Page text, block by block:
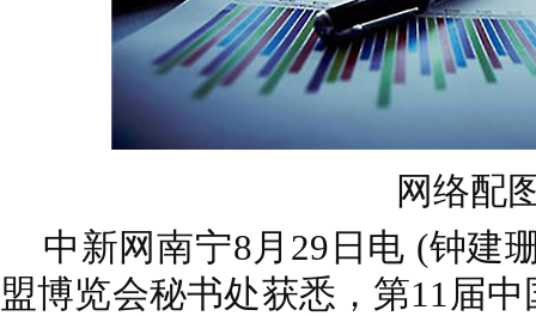
网络配
中新网南宁8月29日电 (钟建
盟博览会秘书处获悉，第11届